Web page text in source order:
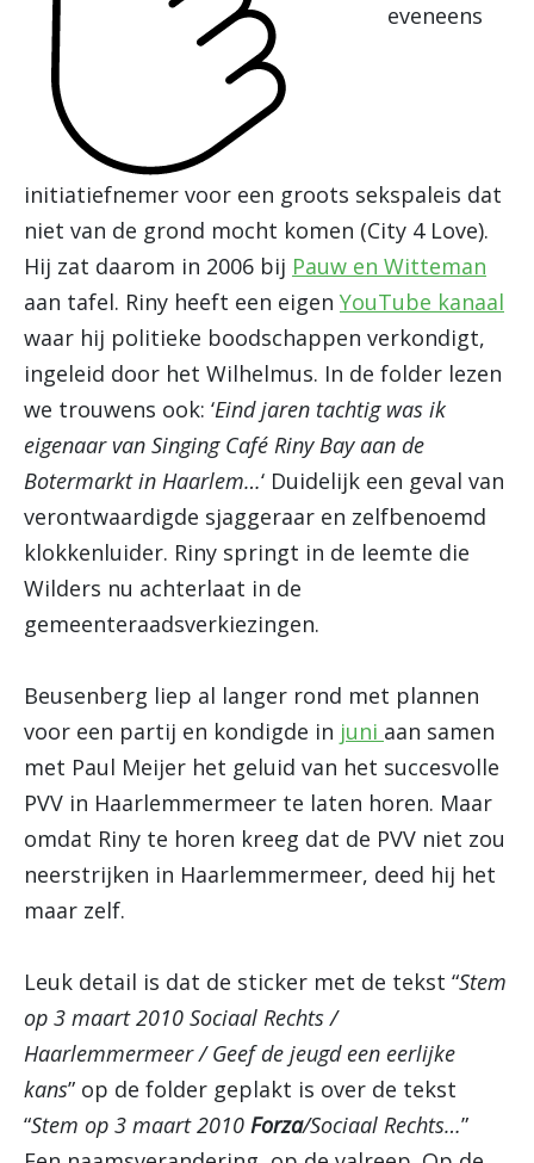
eveneens
initiatiefnemer voor een groots sekspaleis dat
niet van de grond mocht komen (City 4 Love).
Hij zat daarom in 2006 bij Pauw en Witteman
aan tafel. Riny heeft een eigen YouTube kanaal
waar hij politieke boodschappen verkondigt,
ingeleid door het Wilhelmus. In de folder lezen
we trouwens ook: ‘Eind jaren tachtig was ik
eigenaar van Singing Café Riny Bay aan de
Botermarkt in Haarlem…‘ Duidelijk een geval van
verontwaardigde sjaggeraar en zelfbenoemd
klokkenluider. Riny springt in de leemte die
Wilders nu achterlaat in de
gemeenteraadsverkiezingen.
Beusenberg liep al langer rond met plannen
voor een partij en kondigde in juni aan samen
met Paul Meijer het geluid van het succesvolle
PVV in Haarlemmermeer te laten horen. Maar
omdat Riny te horen kreeg dat de PVV niet zou
neerstrijken in Haarlemmermeer, deed hij het
maar zelf.
Leuk detail is dat de sticker met de tekst “Stem
op 3 maart 2010 Sociaal Rechts /
Haarlemmermeer / Geef de jeugd een eerlijke
kans” op de folder geplakt is over de tekst
“Stem op 3 maart 2010 Forza/Sociaal Rechts…”